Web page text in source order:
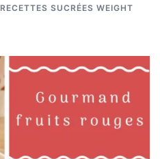
RECETTES SUCRÉES WEIGHT